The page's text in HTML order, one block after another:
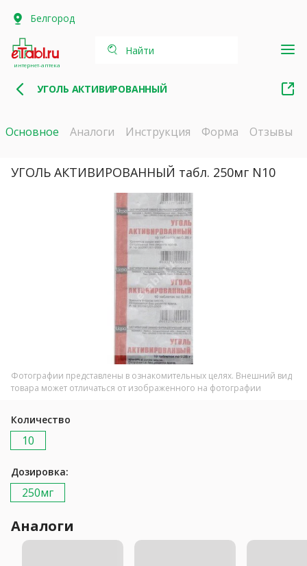
Белгород
интернет-аптека
Найти
УГОЛЬ АКТИВИРОВАННЫЙ
Основное Аналоги Инструкция Форма Отзывы
УГОЛЬ АКТИВИРОВАННЫЙ табл. 250мг N10
Фотографии представлены в ознакомительных целях. Внешний вид
товара может отличаться от изображенного на фотографии
Количество
10
Дозировка:
250мг
Аналоги